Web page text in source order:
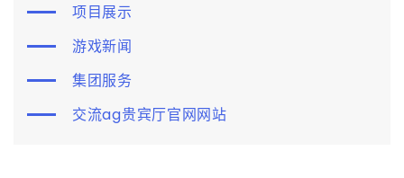
项目展示
游戏新闻
集团服务
交流ag贵宾厅官网网站